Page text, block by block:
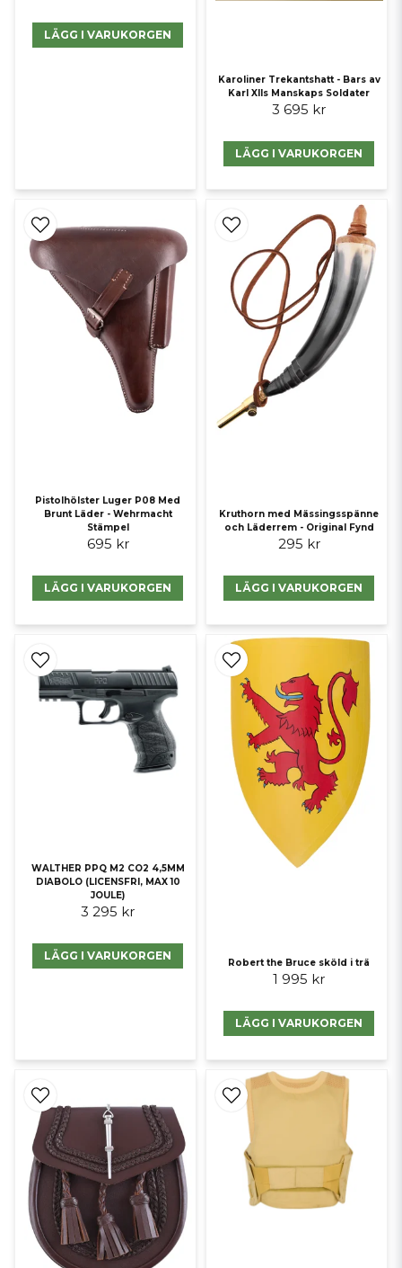
LÄGG I VARUKORGEN
Karoliner Trekantshatt - Bars av
Karl XIIs Manskaps Soldater
3 695 kr
LÄGG I VARUKORGEN
Pistolhölster Luger P08 Med
Brunt Läder - Wehrmacht
Stämpel
695 kr
LÄGG I VARUKORGEN
Kruthorn med Mässingsspänne
och Läderrem - Original Fynd
295 kr
LÄGG I VARUKORGEN
WALTHER PPQ M2 CO2 4,5MM
DIABOLO (LICENSFRI, MAX 10
JOULE)
3 295 kr
LÄGG I VARUKORGEN
Robert the Bruce sköld i trä
1 995 kr
LÄGG I VARUKORGEN